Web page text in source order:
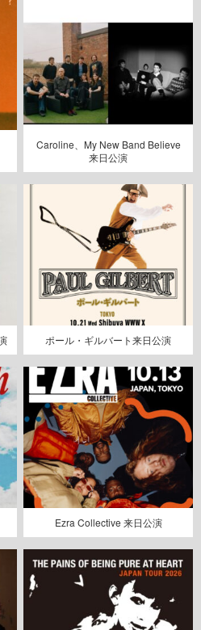
Caroline、My New Band Believe
来日公演
ポール・ギルバート来日公演
Ezra Collective 来日公演